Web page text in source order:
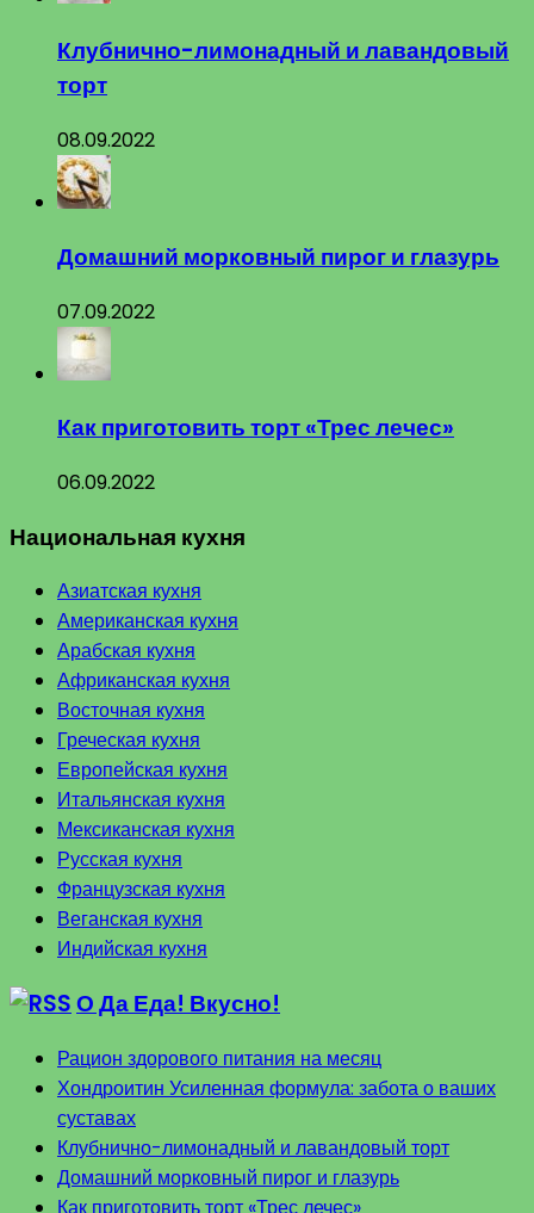
Клубнично-лимонадный и лавандовый
торт
08.09.2022
Домашний морковный пирог и глазурь
07.09.2022
Как приготовить торт «Трес лечес»
06.09.2022
Национальная кухня
Азиатская кухня
Американская кухня
Арабская кухня
Африканская кухня
Восточная кухня
Греческая кухня
Европейская кухня
Итальянская кухня
Мексиканская кухня
Русская кухня
Французская кухня
Веганская кухня
Индийская кухня
О Да Еда! Вкусно!
Рацион здорового питания на месяц
Хондроитин Усиленная формула: забота о ваших
суставах
Клубнично-лимонадный и лавандовый торт
Домашний морковный пирог и глазурь
Как приготовить торт «Трес лечес»